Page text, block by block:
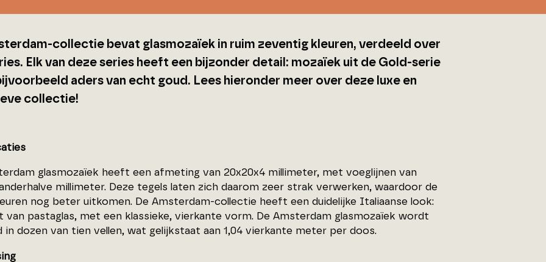
collectie bevat glasmozaïek in ruim zeventig kleuren, verdeeld over
Elk van deze series heeft een bijzonder detail: mozaïek uit de Gold-serie
aders van echt goud. Lees hieronder meer over deze luxe en
collectie!
glasmozaïek heeft een afmeting van 20x20x4 millimeter, met voeglijnen van
millimeter. Deze tegels laten zich daarom zeer strak verwerken, waardoor de
nog beter uitkomen. De Amsterdam-collectie heeft een duidelijke Italiaanse look:
van pastaglas, met een klassieke, vierkante vorm. De Amsterdam glasmozaïek wordt
in dozen van tien vellen, wat gelijkstaat aan 1,04 vierkante meter per doos.